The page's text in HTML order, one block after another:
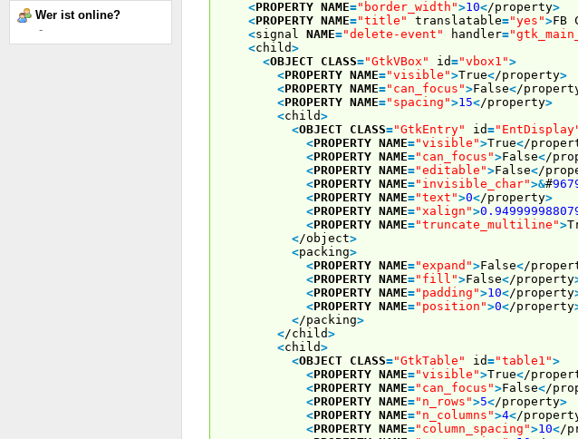
Wer ist online?
-
<PROPERTY NAME="border_width">10</property>
<PROPERTY NAME="title" translatable="yes">FB
<signal NAME="delete-event" handler=
<child>
<OBJECT CLASS="GtkVBox" id="vbox1">
<PROPERTY NAME="visible">True</property>
<PROPERTY NAME="can_focus">False</
<PROPERTY NAME="spacing">15</property>
<child>
<OBJECT CLASS="GtkEntry" id=
<PROPERTY NAME="visible">True</
<PROPERTY NAME="can_focus">False</
<PROPERTY NAME="editable">False</
<PROPERTY NAME="invisible_char">&#
<PROPERTY NAME="text">0</property>
<PROPERTY NAME="xalign">
<PROPERTY NAME="truncate_multiline">
</object>
<packing>
<PROPERTY NAME="expand">False</
<PROPERTY NAME="fill">False</property
<PROPERTY NAME="padding">10</property
<PROPERTY NAME="position">0</property
</packing>
</child>
<child>
<OBJECT CLASS="GtkTable" id="table1">
<PROPERTY NAME="visible">True</
<PROPERTY NAME="can_focus">False</
<PROPERTY NAME="n_rows">5</property>
<PROPERTY NAME="n_columns">4</
<PROPERTY NAME="column_spacing">10</